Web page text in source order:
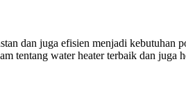
dan juga efisien menjadi kebutuhan
tentang water heater terbaik dan